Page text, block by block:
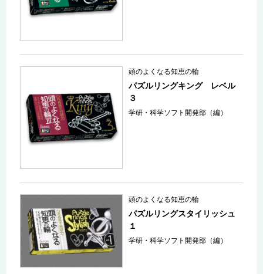
頭のよくなる知恵の輪
パズルリングキング レベル
３
学研・科学ソフト開発部（編）
頭のよくなる知恵の輪
パズルリングスタイリッシュ
１
学研・科学ソフト開発部（編）